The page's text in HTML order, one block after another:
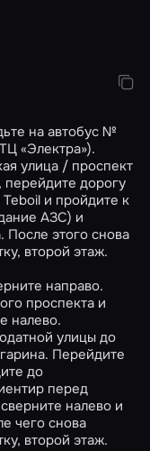
на автобус №
«Электра»).
улица / проспект
перейдите дорогу
и пройдите к
АЗС) и
После этого снова
второй этаж.
направо.
проспекта и
налево.
улицы до
Перейдите
до
перед
налево и
чего снова
второй этаж.